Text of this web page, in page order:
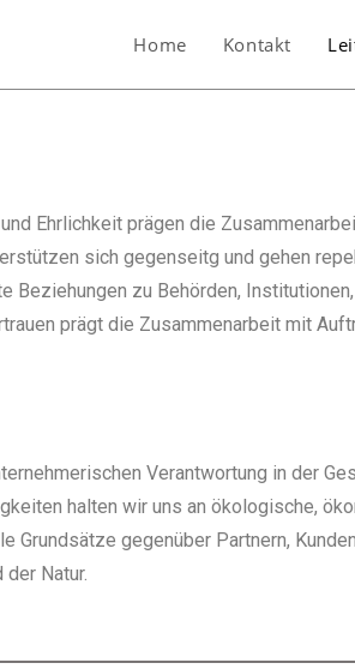
Home Kontakt
Ehrlichkeit prägen die
sich gegenseitg und gehen
Beziehungen zu Behörden,
prägt die Zusammenarbeit mit
Verantwortung in der
halten wir uns an ökologische,
Grundsätze gegenüber Partnern,
Natur.